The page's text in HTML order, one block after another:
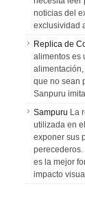
noticias del
exclusividad
Replica de
alimentos es
que no sean
Sanpuru
Sampuru La
utilizada en
exponer sus
es la mejor
impacto